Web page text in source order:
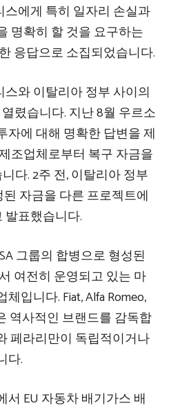
에게 특히 일자리 손실과
명확히 할 것을 요구하는
응답으로 소집되었습니다.
와 이탈리아 정부 사이의
렸습니다. 지난 8월 우르소
자에 대해 명확한 답변을 제
조업체로부터 복구 자금을
다. 2주 전, 이탈리아 정부
자금을 다른 프로젝트에
표했습니다.
그룹의 합병으로 형성된
여전히 운영되고 있는 마
입니다. Fiat, Alfa Romeo,
역사적인 브랜드를 감독합
페라리만이 독립적이거나
다.
서 EU 자동차 배기가스 배